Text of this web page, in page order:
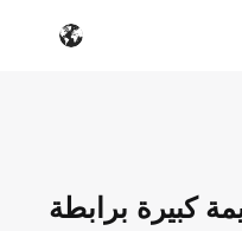
كبيرة برابطة